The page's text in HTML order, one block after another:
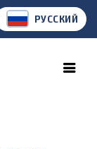
РУССКИЙ